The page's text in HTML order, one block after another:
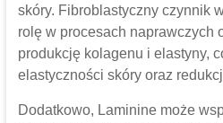
skóry. Fibroblastyczny czynnik
rolę w procesach naprawczych
produkcję kolagenu i elastyny,
elastyczności skóry oraz
Dodatkowo, Laminine może